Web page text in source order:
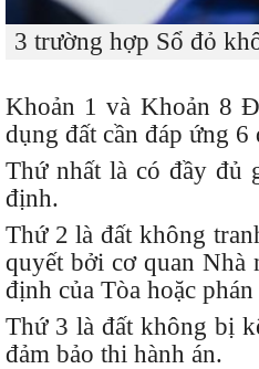
3 trường hợp Sổ đỏ
Khoản 1 và Khoản 8
dụng đất cần đáp ứng
Thứ nhất là có đầy đủ
định.
Thứ 2 là đất không
quyết bởi cơ quan Nhà
định của Tòa hoặc
Thứ 3 là đất không bị
đảm bảo thi hành án.